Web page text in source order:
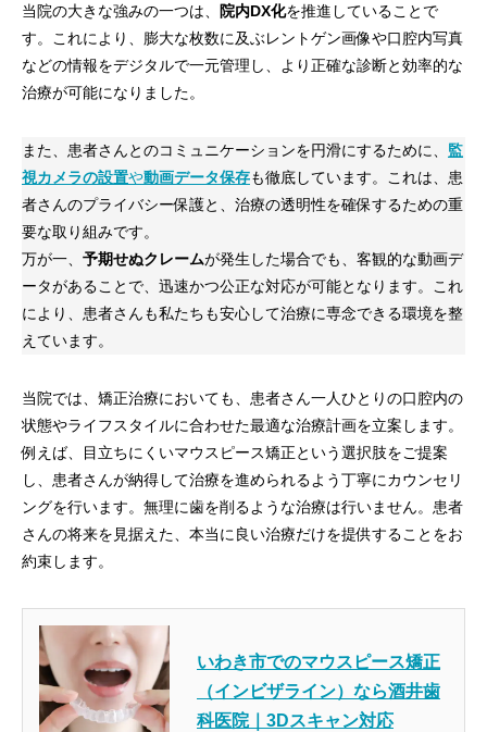
当院の大きな強みの一つは、 院内DX化を推進していることで
す。これにより、膨大な枚数に及ぶレントゲン画像や口腔内写真
などの情報をデジタルで一元管理し、より正確な診断と効率的な
治療が可能になりました。
また、患者さんとのコミュニケーションを円滑にするために、 監
視カメラの設置や動画データ保存も徹底しています。これは、患
者さんのプライバシー保護と、治療の透明性を確保するための重
要な取り組みです。
万が一、 予期せぬクレームが発生した場合でも、客観的な動画デ
ータがあることで、迅速かつ公正な対応が可能となります。これ
により、患者さんも私たちも安心して治療に専念できる環境を整
えています。
当院では、矯正治療においても、患者さん一人ひとりの口腔内の
状態やライフスタイルに合わせた最適な治療計画を立案します。
例えば、目立ちにくいマウスピース矯正という選択肢をご提案
し、患者さんが納得して治療を進められるよう丁寧にカウンセリ
ングを行います。無理に歯を削るような治療は行いません。患者
さんの将来を見据えた、本当に良い治療だけを提供することをお
約束します。
いわき市でのマウスピース矯正
（インビザライン）なら酒井歯
科医院｜3Dスキャン対応